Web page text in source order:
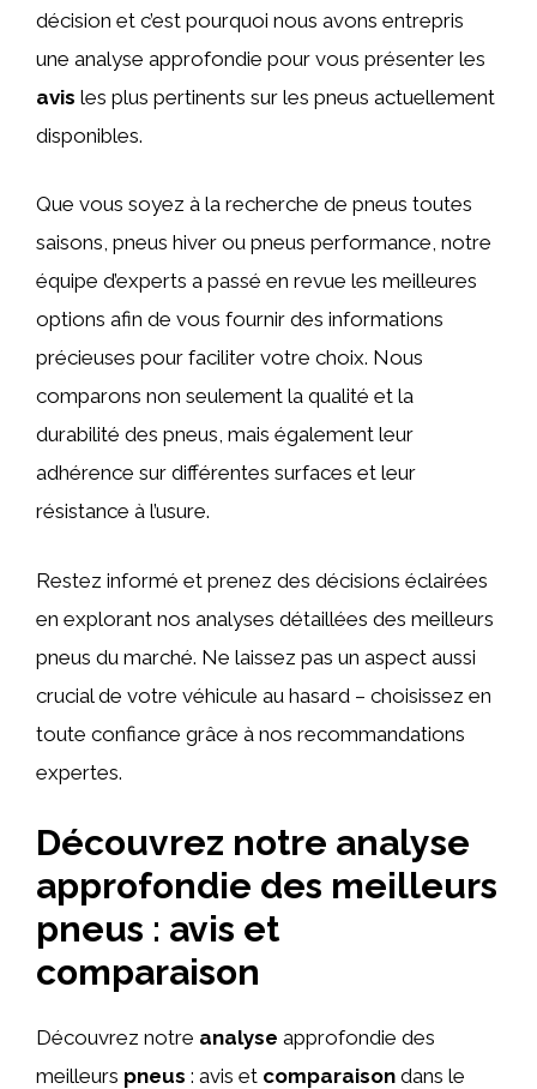
décision et c’est pourquoi nous avons entrepris
une analyse approfondie pour vous présenter les
avis les plus pertinents sur les pneus actuellement
disponibles.
Que vous soyez à la recherche de pneus toutes
saisons, pneus hiver ou pneus performance, notre
équipe d’experts a passé en revue les meilleures
options afin de vous fournir des informations
précieuses pour faciliter votre choix. Nous
comparons non seulement la qualité et la
durabilité des pneus, mais également leur
adhérence sur différentes surfaces et leur
résistance à l’usure.
Restez informé et prenez des décisions éclairées
en explorant nos analyses détaillées des meilleurs
pneus du marché. Ne laissez pas un aspect aussi
crucial de votre véhicule au hasard – choisissez en
toute confiance grâce à nos recommandations
expertes.
Découvrez notre analyse
approfondie des meilleurs
pneus : avis et
comparaison
Découvrez notre analyse approfondie des
meilleurs pneus : avis et comparaison dans le